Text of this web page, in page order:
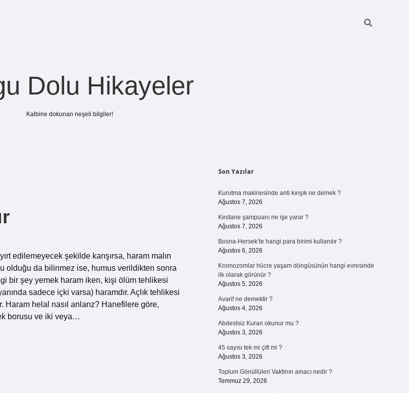
Dolu Hikayeler
Kalbine dokunan neşeli bilgiler!
edilemeyecek şekilde karışırsa, haram malın
olduğu da bilinmez ise, humus verildikten sonra
bir şey yemek haram iken, kişi ölüm tehlikesi
sadece içki varsa) haramdır. Açlık tehlikesi
helal nasıl anlarız? Hanefilere göre,
borusu ve iki veya…
Sidebar
Son Yazılar
Kurutma makinesinde anti kırışık ne demek ?
Ağustos 7, 2026
Kestane şampuanı ne işe yarar ?
Ağustos 7, 2026
Bosna-Hersek’te hangi para birimi kullanılır ?
Ağustos 6, 2026
Kromozomlar hücre yaşam döngüsünün hangi evresinde
ilk olarak görünür ?
Ağustos 5, 2026
Avarif ne demektir ?
Ağustos 4, 2026
Abdestsiz Kuran okunur mu ?
Ağustos 3, 2026
45 sayısı tek mi çift mi ?
Ağustos 3, 2026
Toplum Gönüllüleri Vakfının amacı nedir ?
Temmuz 29, 2026
ilbet girişhttps://betexpergiris.casino/